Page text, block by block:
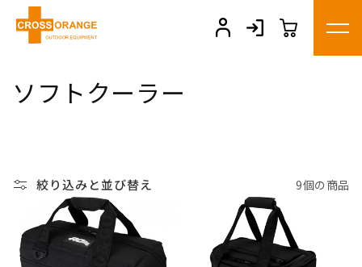
ンツに
進む
コ
シ
ョ
ン
ソフトクーラー
絞り込みと並び替え 9個の商品